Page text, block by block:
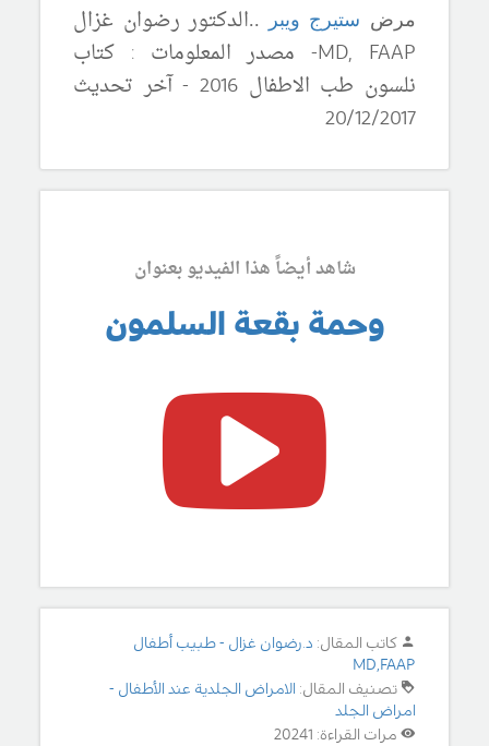
مرض ستيرج ويبر .
.الدكتور رضوان غزال
MD, FAAP-
مصدر المعلومات : كتاب
نلسون طب الاطفال 201 6
- آخر تحديث
20/12/2017
شاهد أيضاً هذا الفيديو بعنوان
وحمة بقعة السلمون
كاتب المقال: د.رضوان غزال - طبيب أطفال
MD,FAAP
تصنيف المقال: الامراض الجلدية عند الأطفال -
امراض الجلد
مرات القراءة: 20241